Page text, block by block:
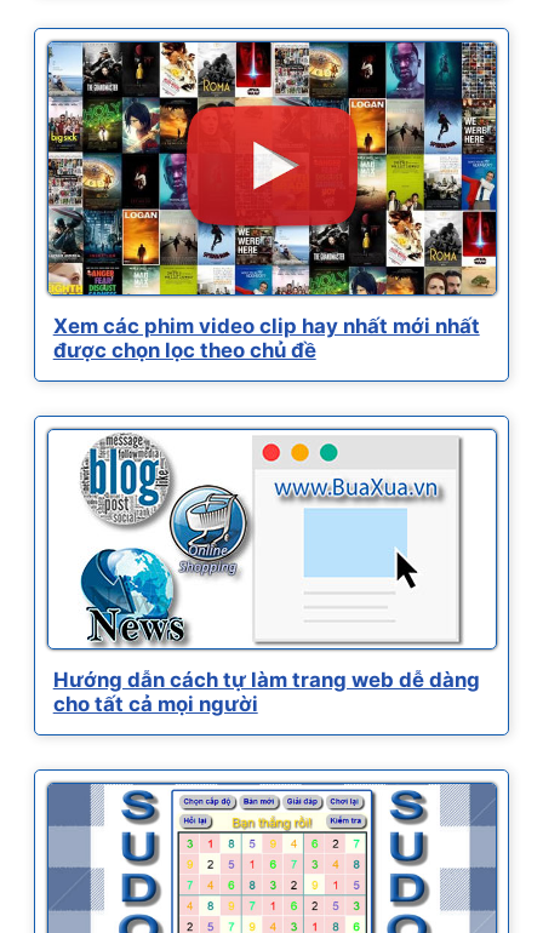
Xem các phim video clip hay nhất mới nhất
được chọn lọc theo chủ đề
Hướng dẫn cách tự làm trang web dễ dàng
cho tất cả mọi người